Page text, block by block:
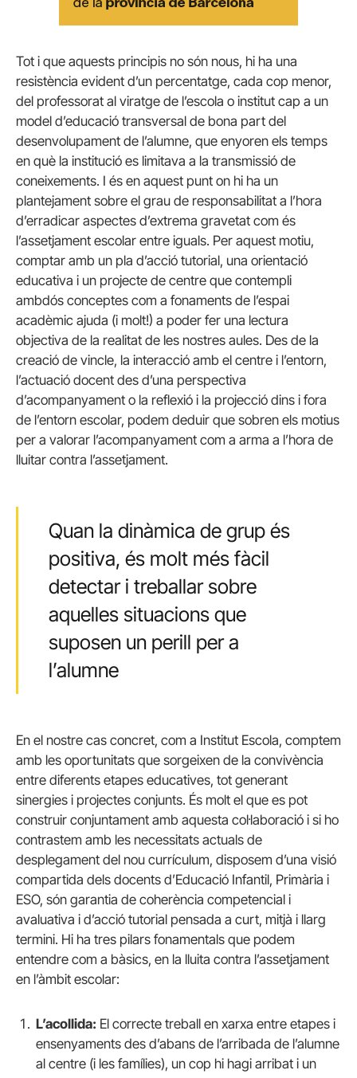
Tot i que aquests principis no són nous, hi ha una
resistència evident d’un percentatge, cada cop menor,
del professorat al viratge de l’escola o institut cap a un
model d’educació transversal de bona part del
desenvolupament de l’alumne, que enyoren els temps
en què la institució es limitava a la transmissió de
coneixements. I és en aquest punt on hi ha un
plantejament sobre el grau de responsabilitat a l’hora
d’erradicar aspectes d’extrema gravetat com és
l’assetjament escolar entre iguals. Per aquest motiu,
comptar amb un pla d’acció tutorial, una orientació
educativa i un projecte de centre que contempli
ambdós conceptes com a fonaments de l’espai
acadèmic ajuda (i molt!) a poder fer una lectura
objectiva de la realitat de les nostres aules. Des de la
creació de vincle, la interacció amb el centre i l’entorn,
l’actuació docent des d’una perspectiva
d’acompanyament o la reflexió i la projecció dins i fora
de l’entorn escolar, podem deduir que sobren els motius
per a valorar l’acompanyament com a arma a l’hora de
lluitar contra l’assetjament.
Quan la dinàmica de grup és
positiva, és molt més fàcil
detectar i treballar sobre
aquelles situacions que
suposen un perill per a
l’alumne
En el nostre cas concret, com a Institut Escola, comptem
amb les oportunitats que sorgeixen de la convivència
entre diferents etapes educatives, tot generant
sinergies i projectes conjunts. És molt el que es pot
construir conjuntament amb aquesta col·laboració i si ho
contrastem amb les necessitats actuals de
desplegament del nou currículum, disposem d’una visió
compartida dels docents d’Educació Infantil, Primària i
ESO, són garantia de coherència competencial i
avaluativa i d’acció tutorial pensada a curt, mitjà i llarg
termini. Hi ha tres pilars fonamentals que podem
entendre com a bàsics, en la lluita contra l’assetjament
en l’àmbit escolar:
L’acollida: El correcte treball en xarxa entre etapes i
ensenyaments des d’abans de l’arribada de l’alumne
al centre (i les famílies), un cop hi hagi arribat i un